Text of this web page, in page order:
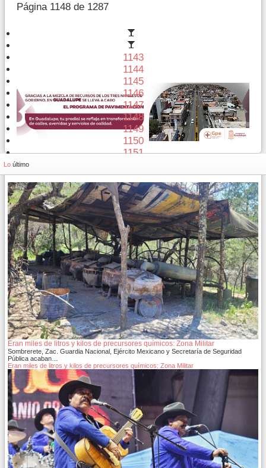
Página 1148 de 1287
1143
1144
1145
1146
1147
1148
1149
1150
1151
Lo último
Eran miles de litros y kilos de precursores químicos: Zona Militar
Sombrerete, Zac. Guardia Nacional, Ejército Mexicano y Secretaría de Seguridad
Pública acaban…
Eran miles de litros y kilos de precursores químicos: Zona Militar